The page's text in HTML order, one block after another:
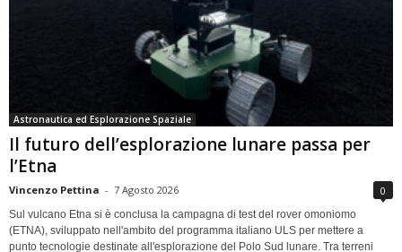
Astronautica ed Esplorazione Spaziale
Il futuro dell’esplorazione lunare passa per
l’Etna
Vincenzo Pettina - 7 Agosto 2026 0
Sul vulcano Etna si è conclusa la campagna di test del rover omoniomo
(ETNA), sviluppato nell'ambito del programma italiano ULS per mettere a
punto tecnologie destinate all'esplorazione del Polo Sud lunare. Tra terreni